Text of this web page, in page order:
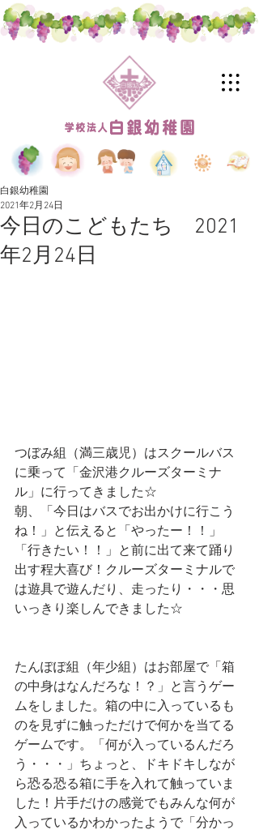
今日のこどもたち 2021
年2月24日
白銀幼稚園
2021年2月24日
つぼみ組（満三歳児）はスクールバス
に乗って「金沢港クルーズターミナ
ル」に行ってきました☆
朝、「今日はバスでお出かけに行こう
ね！」と伝えると「やったー！！」
「行きたい！！」と前に出て来て踊り
出す程大喜び！クルーズターミナルで
は遊具で遊んだり、走ったり・・・思
いっきり楽しんできました☆
たんぽぽ組（年少組）はお部屋で「箱
の中身はなんだろな！？」と言うゲー
ムをしました。箱の中に入っているも
のを見ずに触っただけで何かを当てる
ゲームです。「何が入っているんだろ
う・・・」ちょっと、ドキドキしなが
ら恐る恐る箱に手を入れて触っていま
した！片手だけの感覚でもみんな何が
入っているかわかったようで「分かっ